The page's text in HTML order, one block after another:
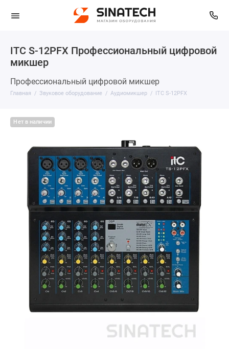
ITC S-12PFX Профессиональный цифровой
микшер
Профессиональный цифровой микшер
Главная Звуковое оборудование Аудиомикшер ITC S-12PFX
Нет в наличии